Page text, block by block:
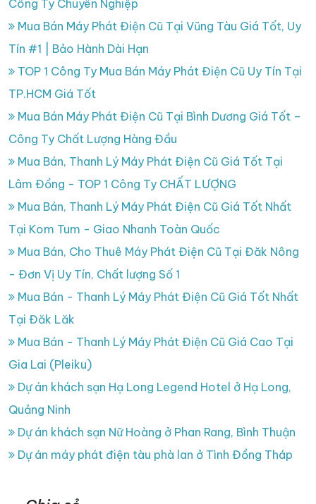
Công Ty Chuyên Nghiệp
Mua Bán Máy Phát Điện Cũ Tại Vũng Tàu Giá Tốt, Uy
Tín #1 | Bảo Hành Dài Hạn
TOP 1 Công Ty Mua Bán Máy Phát Điện Cũ Uy Tín Tại
TP.HCM Giá Tốt
Mua Bán Máy Phát Điện Cũ Tại Bình Dương Giá Tốt –
Công Ty Chất Lượng Hàng Đầu
Mua Bán, Thanh Lý Máy Phát Điện Cũ Giá Tốt Tại
Lâm Đồng - TOP 1 Công Ty CHẤT LƯỢNG
Mua Bán, Thanh Lý Máy Phát Điện Cũ Giá Tốt Nhất
Tại Kom Tum - Giao Nhanh Toàn Quốc
Mua Bán, Cho Thuê Máy Phát Điện Cũ Tại Đăk Nông
- Đơn Vị Uy Tín, Chất lượng Số 1
Mua Bán - Thanh Lý Máy Phát Điện Cũ Giá Tốt Nhất
Tại Đăk Lăk
Mua Bán - Thanh Lý Máy Phát Điện Cũ Giá Cao Tại
Gia Lai (Pleiku)
Dự án khách sạn Hạ Long Legend Hotel ở Hạ Long,
Quảng Ninh
Dự án khách sạn Nữ Hoàng ở Phan Rang, Bình Thuận
Dự án máy phát điện tàu phà lan ở Tình Đồng Tháp